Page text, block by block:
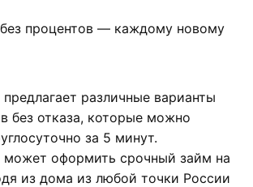
процентов — каждому новому
различные варианты
без отказа, которые можно
за 5 минут.
может оформить срочный займ на
из дома из любой точки России